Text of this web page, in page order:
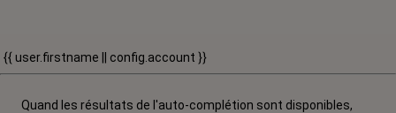
{{ user.firstname || config.account }}
Quand les résultats de l'auto-complétion sont disponibles,